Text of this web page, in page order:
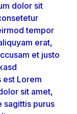
dolor sit
tempor
erat,
et justo
est Lorem
sit amet,
sagittis purus